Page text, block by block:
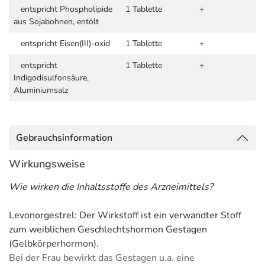
entspricht Phospholipide
aus Sojabohnen, entölt
1 Tablette +
entspricht Eisen(III)-oxid 1 Tablette
+
entspricht
Indigodisulfonsäure,
Aluminiumsalz
1 Tablette +
Gebrauchsinformation
Wirkungsweise
Wie wirken die Inhaltsstoffe des Arzneimittels?
Levonorgestrel: Der Wirkstoff ist ein verwandter Stoff
zum weiblichen Geschlechtshormon Gestagen
(Gelbkörperhormon).
Bei der Frau bewirkt das Gestagen u.a. eine